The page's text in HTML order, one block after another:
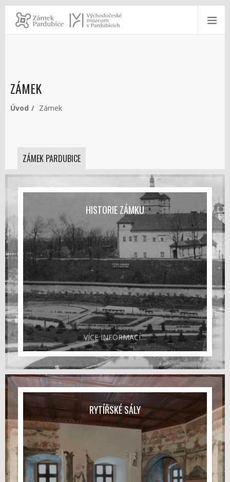
ZÁMEK
Úvod Zámek
ZÁMEK PARDUBICE
HISTORIE ZÁMKU
VÍCE INFORMACÍ....
RYTÍŘSKÉ SÁLY